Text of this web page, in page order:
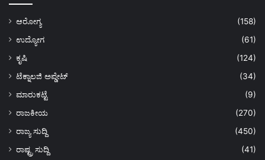
ಆರೋಗ್ಯ
(158)
ಉದ್ಯೋಗ
(61)
ಕೃಷಿ
(124)
ಟೆಕ್ನಾಲಜಿ ಅಪ್ಡೇಟ್
(34)
ಮಾರುಕಟ್ಟೆ
(9)
ರಾಜಕೀಯ
(270)
ರಾಜ್ಯ ಸುದ್ದಿ
(450)
ರಾಷ್ಟ್ರ ಸುದ್ದಿ
(41)